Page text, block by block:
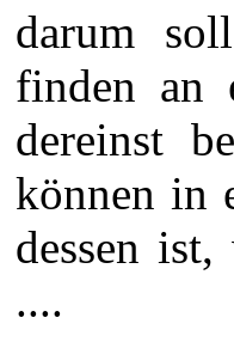
darum
finden an
dereinst
können in
dessen
....